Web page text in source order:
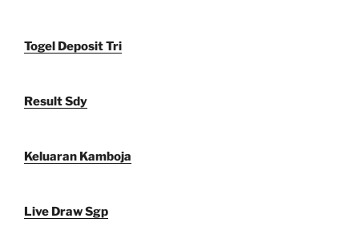
Togel Deposit Tri
Result Sdy
Keluaran Kamboja
Live Draw Sgp